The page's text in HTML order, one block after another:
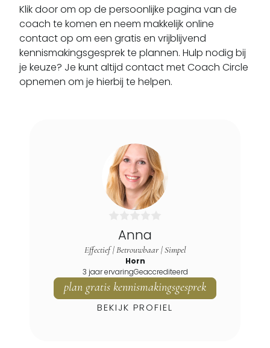
Grathem
Grevenbicht
Griendtsveen
Gronsveld
Grubbenvorst
Heijenrath
Klik door om op de persoonlijke pagina van de
coach te komen en neem makkelijk online
contact op om een gratis en vrijblijvend
kennismakingsgesprek te plannen. Hulp nodig bij
je keuze? Je kunt altijd contact met Coach Circle
opnemen om je hierbij te helpen.
Anna
Effectief | Betrouwbaar | Simpel
Horn
3 jaar ervaringGeaccrediteerd
plan gratis kennismakingsgesprek
BEKIJK PROFIEL